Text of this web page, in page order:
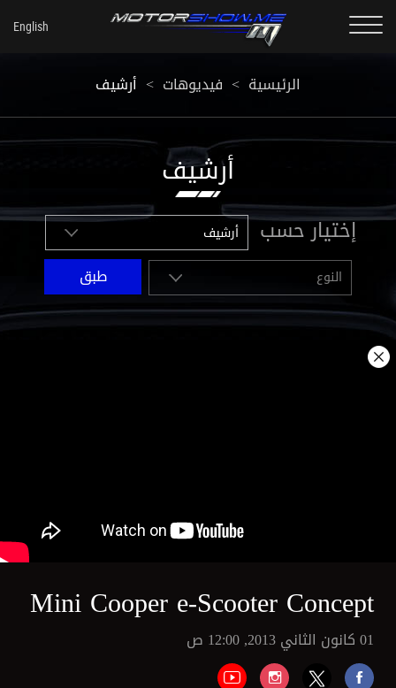
الرئيسية < فيديوهات < أرشيف
أرشيف
إختيار حسب
Mini Cooper e-Scooter Concept
01 كانون الثاني 2013, 12:00 ص